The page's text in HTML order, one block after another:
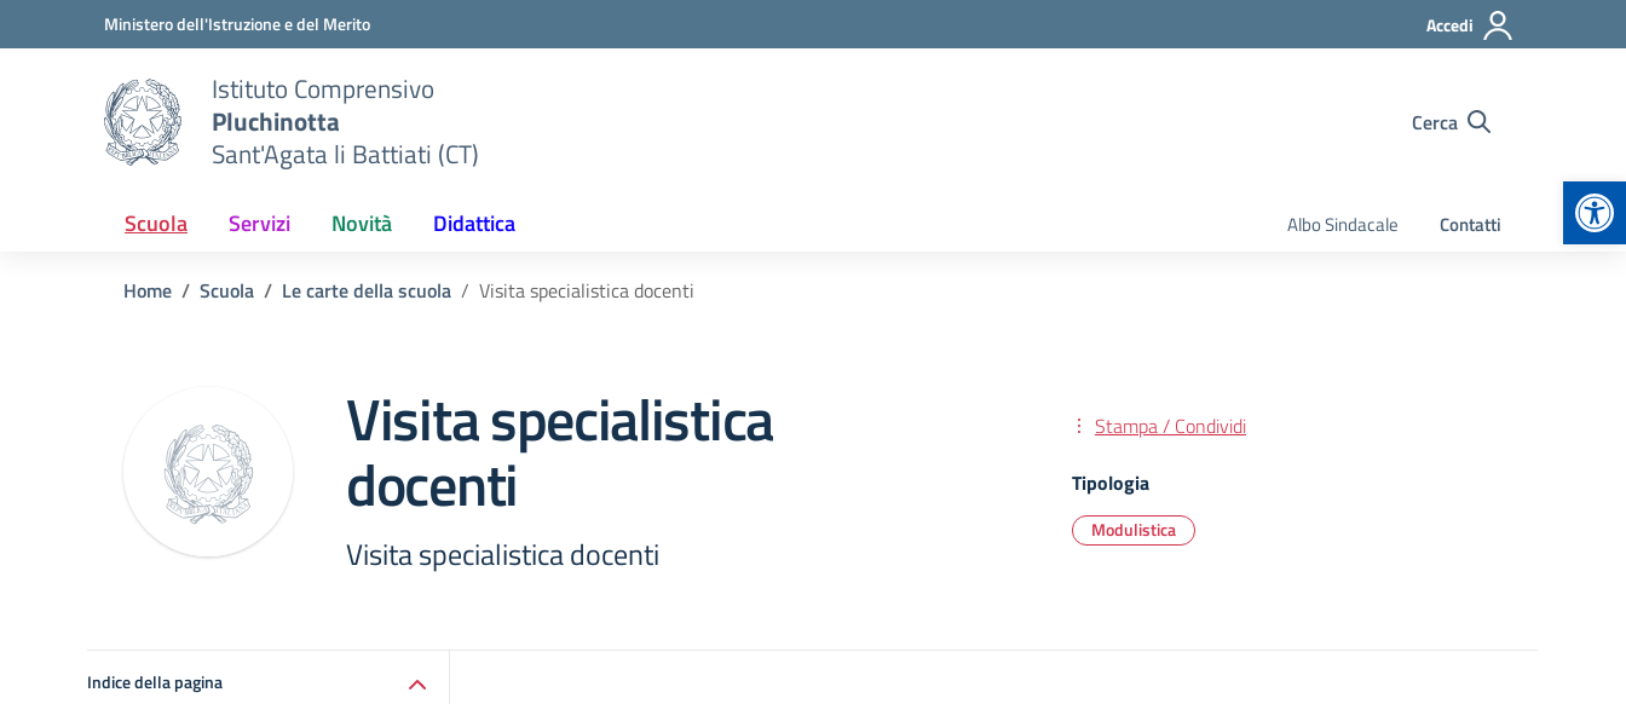
Vai ai contenuti
Vai al menu di navigazioneMinistero dell'Istruzione e del Merito Accedi
Istituto Comprensivo
Pluchinotta
Sant'Agata li Battiati (CT)
Cerca
Scuola Servizi Novità Didattica Albo Sindacale Contatti
Home Scuola Le carte della scuola Visita specialistica docenti
Visita specialistica
docenti
Visita specialistica docenti
Stampa / Condividi
Tipologia
Modulistica
Indice della pagina